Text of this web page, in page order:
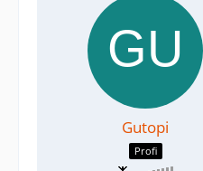
Gutopi
Profi